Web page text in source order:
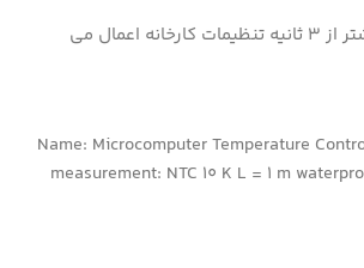
پیغام های نمایشگر888: درمواقع استارت سیستم و ریست تنظیمات ماژول(با نگه داشتن کلید های جهت دار به مدت بیشتر از 3 ثانیه تنظیمات کارخانه اعمال می
Name: Microcomputer Temperature
measurement: NTC 10 K L = 1 m